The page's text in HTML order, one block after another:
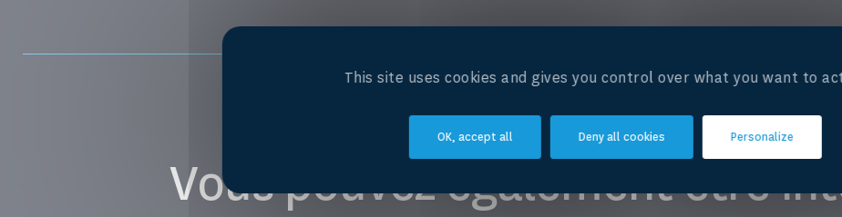
Informations complémentaires
Vous pouvez également être
This site uses cookies and gives you control over what you want to
OK, accept all Deny all cookies Personalize